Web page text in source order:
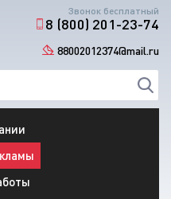
Звонок бесплатный
8 (800) 201-23-74
88002012374@mail.ru